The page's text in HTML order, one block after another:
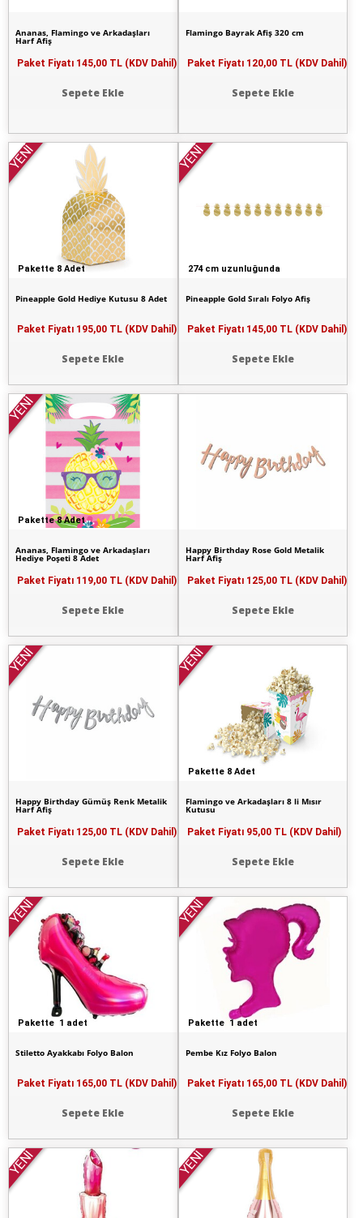
Ananas, Flamingo ve Arkadaşları
Harf Afiş
Paket Fiyatı 145,00 TL (KDV Dahil)
Sepete Ekle
Flamingo Bayrak Afiş 320 cm
Paket Fiyatı 120,00 TL (KDV Dahil)
Sepete Ekle
Pakette 8 Adet
YENİ
Pineapple Gold Hediye Kutusu 8 Adet
Paket Fiyatı 195,00 TL (KDV Dahil)
Sepete Ekle
274 cm uzunluğunda
YENİ
Pineapple Gold Sıralı Folyo Afiş
Paket Fiyatı 145,00 TL (KDV Dahil)
Sepete Ekle
Pakette 8 Adet
YENİ
Ananas, Flamingo ve Arkadaşları
Hediye Poşeti 8 Adet
Paket Fiyatı 119,00 TL (KDV Dahil)
Sepete Ekle
Happy Birthday Rose Gold Metalik
Harf Afiş
Paket Fiyatı 125,00 TL (KDV Dahil)
Sepete Ekle
YENİ
Happy Birthday Gümüş Renk Metalik
Harf Afiş
Paket Fiyatı 125,00 TL (KDV Dahil)
Sepete Ekle
Pakette 8 Adet
YENİ
Flamingo ve Arkadaşları 8 li Mısır
Kutusu
Paket Fiyatı 95,00 TL (KDV Dahil)
Sepete Ekle
Pakette 1 adet
YENİ
Stiletto Ayakkabı Folyo Balon
Paket Fiyatı 165,00 TL (KDV Dahil)
Sepete Ekle
Pakette 1 adet
YENİ
Pembe Kız Folyo Balon
Paket Fiyatı 165,00 TL (KDV Dahil)
Sepete Ekle
YENİ YENİ